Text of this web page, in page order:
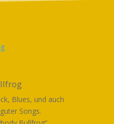
Blues, und auch
Songs.